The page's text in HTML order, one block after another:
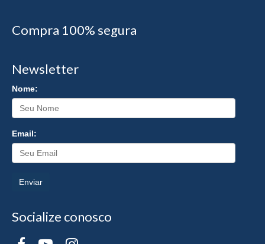
Compra 100% segura
Newsletter
Nome:
Email:
Enviar
Socialize conosco